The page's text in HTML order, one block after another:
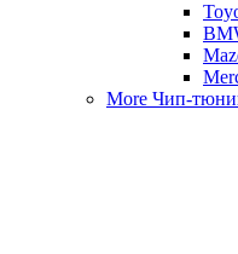
More Чип-